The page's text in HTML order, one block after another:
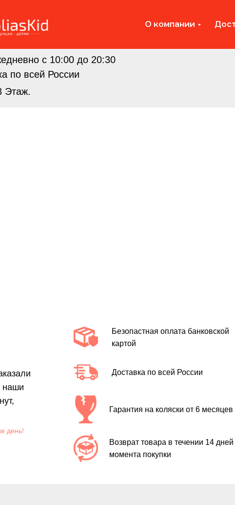
О компании
с 10:00 до 20:30
по всей России
Этаж.
наши
день!
Возврат товара в течении 14 дней
момента покупки
Гарантия на коляски от 6 месяцев
Безопастная оплата банковской
картой
Доставка по всей России